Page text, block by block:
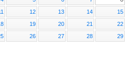
12 13 14
15
19 20 21
22
26 27 28
29